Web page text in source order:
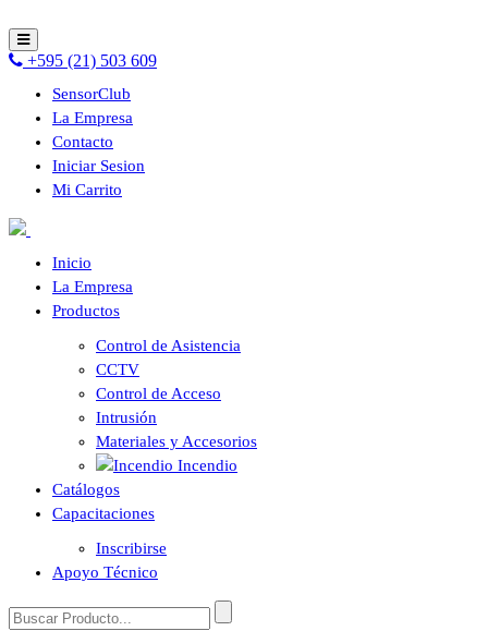
+595 (21) 503 609
SensorClub
La Empresa
Contacto
Iniciar Sesion
Mi Carrito
Inicio
La Empresa
Productos
Control de Asistencia
CCTV
Control de Acceso
Intrusión
Materiales y Accesorios
Incendio
Catálogos
Capacitaciones
Inscribirse
Apoyo Técnico